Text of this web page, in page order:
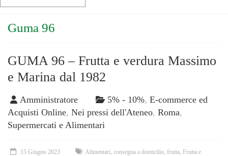
Guma 96
GUMA 96 – Frutta e verdura Massimo
e Marina dal 1982
Amministratore 5% - 10%, E-commerce ed
Acquisti Online, Nei pressi dell'Ateneo, Roma,
Supermercati e Alimentari
15 Giugno 2023 Alimentari consegna a domicilio frutta Frutta e